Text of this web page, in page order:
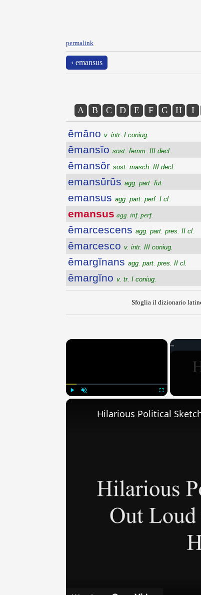
permalink
‹ emansus
A B C D E F G H I
ēmāno v. intr. I coniug.
ēmansĭo sost. femm. III decl.
ēmansŏr sost. masch. III decl.
emansūrūs agg. part. fut.
emansus agg. part. perf. I cl.
emansus agg. inf. perf.
ēmarcescens agg. part. pres. II cl.
ēmarcesco v. intr. III coniug.
ēmargĭnans agg. part. pres. II cl.
ēmargĭno v. tr. I coniug.
Sfoglia il dizionario
×